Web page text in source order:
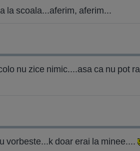
la scoala...aferim, aferim...
nu zice nimic....asa ca nu pot
vorbeste...k doar erai la minee....